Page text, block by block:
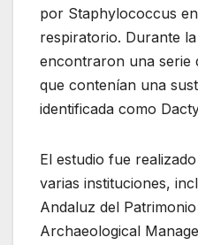
por Staphylococcus
respiratorio. Durante
encontraron una serie
que contenían una
identificada como
El estudio fue
varias instituciones,
Andaluz del
Archaeological